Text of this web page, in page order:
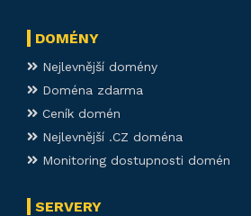
DOMÉNY
Nejlevnější domény
Doména zdarma
Ceník domén
Nejlevnější .CZ doména
Monitoring dostupnosti domén
SERVERY